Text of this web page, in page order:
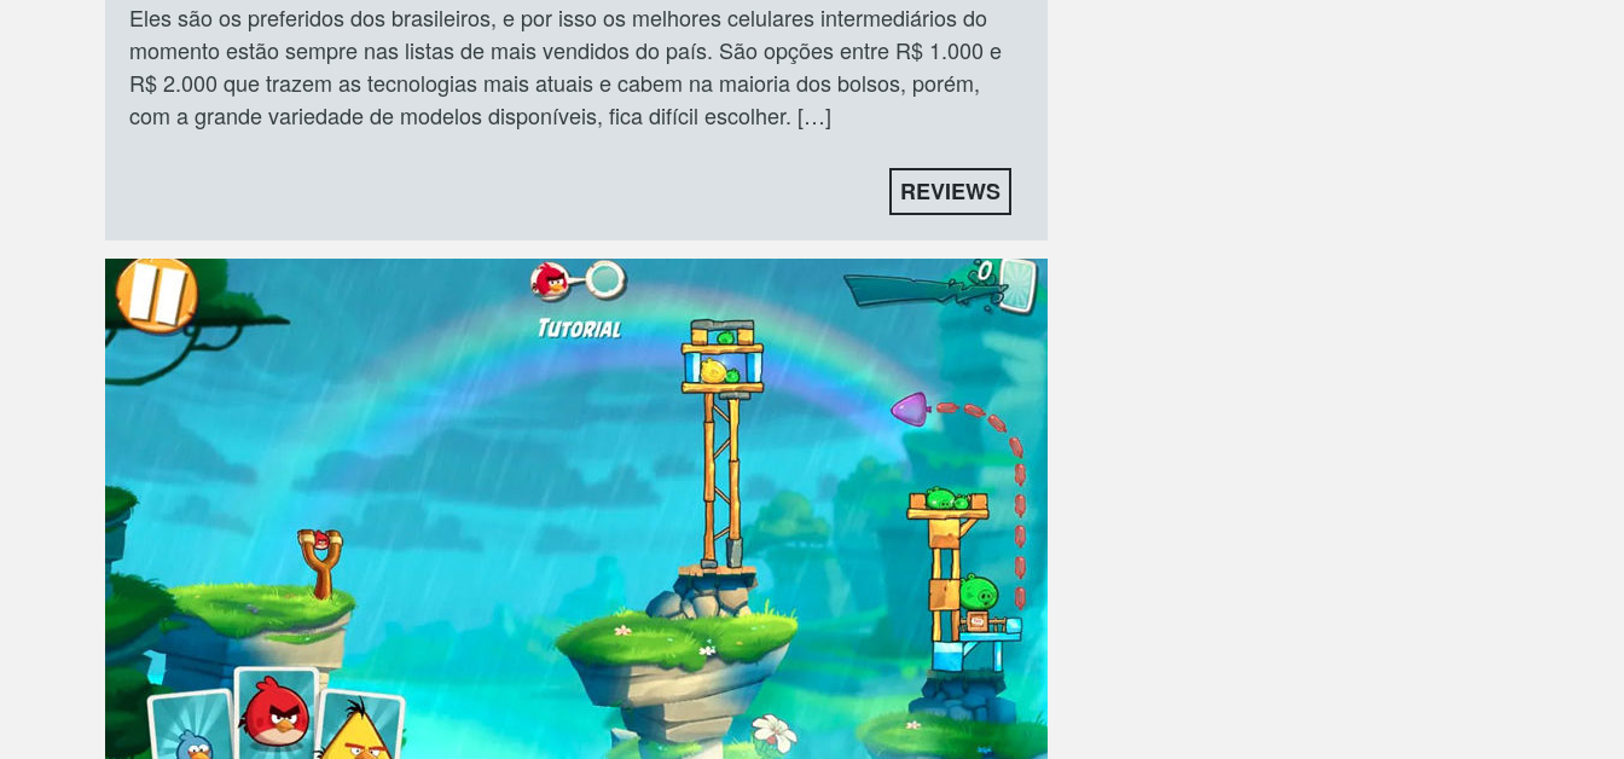
Eles são os preferidos dos brasileiros, e por isso os melhores celulares intermediários do
momento estão sempre nas listas de mais vendidos do país. São opções entre R$ 1.000 e
R$ 2.000 que trazem as tecnologias mais atuais e cabem na maioria dos bolsos, porém,
com a grande variedade de modelos disponíveis, fica difícil escolher. […]
REVIEWS